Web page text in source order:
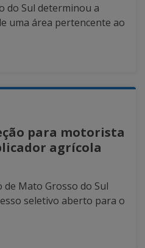
do Sul determinou a
uma área pertencente ao
para motorista
agrícola
de Mato Grosso do Sul
seletivo aberto para o